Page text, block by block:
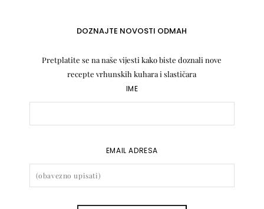
DOZNAJTE NOVOSTI ODMAH
Pretplatite se na naše vijesti kako biste doznali nove
recepte vrhunskih kuhara i slastičara
IME
EMAIL ADRESA